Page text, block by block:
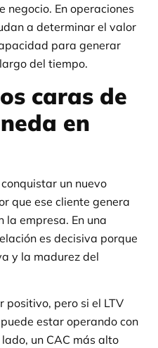
En operaciones
a determinar el valor
para generar
del tiempo.
caras de
en
un nuevo
que ese cliente genera
la empresa. En una
es decisiva porque
y la madurez del
positivo, pero si el LTV
estar operando con
un CAC más alto